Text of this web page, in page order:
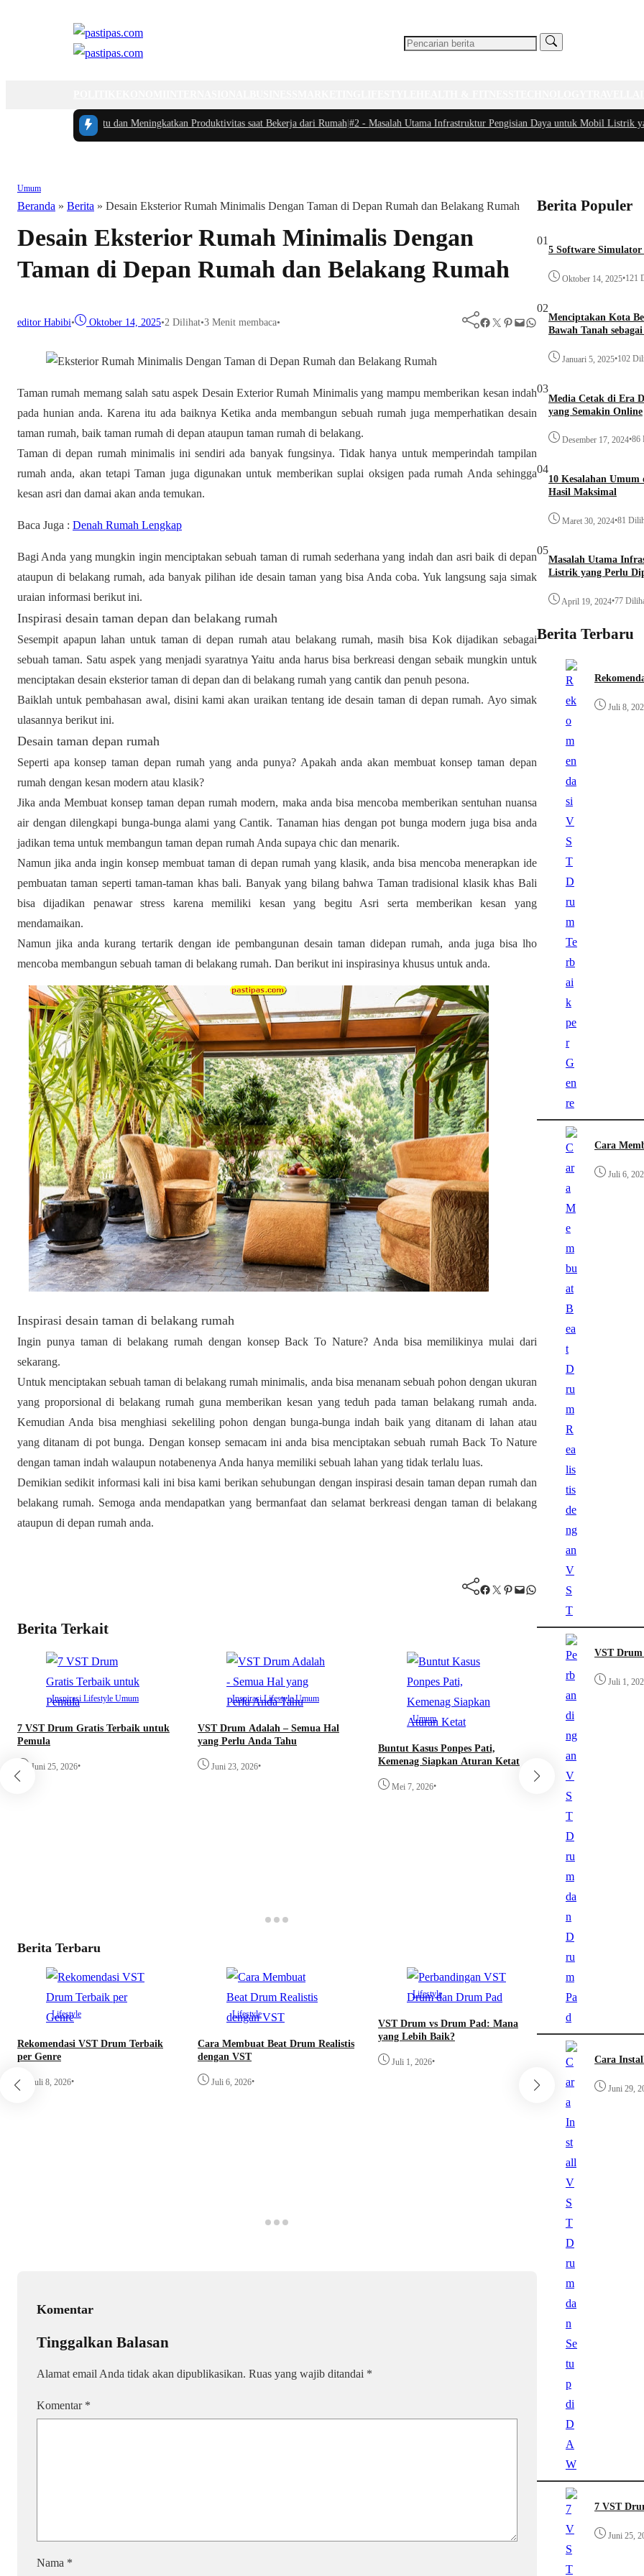
Mengatur Waktu dan Meningkatkan Produktivitas saat Bekerja dari Rumah|#2 - Masalah Utama Infrastruktur Pengisian Daya untuk Mobil Listrik yang
Umum
Beranda » Berita » Desain Eksterior Rumah Minimalis Dengan Taman di Depan Rumah dan Belakang Rumah
Desain Eksterior Rumah Minimalis Dengan
Taman di Depan Rumah dan Belakang Rumah
editor Habibi• Oktober 14, 2025•2 Dilihat•3 Menit membaca• Facebook Twitter Pinterest Mail WhatsApp
Taman rumah memang salah satu aspek Desain Exterior Rumah Minimalis yang mampu memberikan kesan indah
pada hunian anda. Karena itu ada baiknya Ketika anda membangun sebuah rumah juga memperhatikan desain
taman rumah, baik taman rumah di depan ataupun taman rumah di belakang.
Taman di depan rumah minimalis ini sendiri ada banyak fungsinya. Tidak hanya untuk memperindah tampilan
rumah anda, akan tetapi Taman juga digunakan untuk memberikan suplai oksigen pada rumah Anda sehingga
kesan asri dan damai akan anda temukan.
Baca Juga : Denah Rumah Lengkap
Bagi Anda yang mungkin ingin menciptakan sebuah taman di rumah sederhana yang indah dan asri baik di depan
ataupun di belakang rumah, ada banyak pilihan ide desain taman yang bisa Anda coba. Yuk langsung saja simak
uraian informasi berikut ini.
Inspirasi desain taman depan dan belakang rumah
Sesempit apapun lahan untuk taman di depan rumah atau belakang rumah, masih bisa Kok dijadikan sebagai
sebuah taman. Satu aspek yang menjadi syaratnya Yaitu anda harus bisa berkreasi dengan sebaik mungkin untuk
menciptakan desain eksterior taman di depan dan di belakang rumah yang cantik dan penuh pesona.
Baiklah untuk pembahasan awal, disini kami akan uraikan tentang ide desain taman di depan rumah. Ayo simak
ulasannya berikut ini.
Desain taman depan rumah
Seperti apa konsep taman depan rumah yang anda punya? Apakah anda akan membuat konsep taman depan
rumah dengan kesan modern atau klasik?
Jika anda Membuat konsep taman depan rumah modern, maka anda bisa mencoba memberikan sentuhan nuansa
air dengan dilengkapi bunga-bunga alami yang Cantik. Tanaman hias dengan pot bunga modern juga bisa anda
jadikan tema untuk membangun taman depan rumah Anda supaya chic dan menarik.
Namun jika anda ingin konsep membuat taman di depan rumah yang klasik, anda bisa mencoba menerapkan ide
pembuatan taman seperti taman-taman khas bali. Banyak yang bilang bahwa Taman tradisional klasik khas Bali
bisa dijadikan penawar stress karena memiliki kesan yang begitu Asri serta memberikan kesan yang
mendamaikan.
Namun jika anda kurang tertarik dengan ide pembangunan desain taman didepan rumah, anda juga bisa lho
mencoba membangun sebuah taman di belakang rumah. Dan berikut ini inspirasinya khusus untuk anda.
Inspirasi desain taman di belakang rumah
Ingin punya taman di belakang rumah dengan konsep Back To Nature? Anda bisa memilikinya mulai dari
sekarang.
Untuk menciptakan sebuah taman di belakang rumah minimalis, anda bisa menanam sebuah pohon dengan ukuran
yang proporsional di belakang rumah guna memberikan kesan yang teduh pada taman belakang rumah anda.
Kemudian Anda bisa menghiasi sekeliling pohon dengan bunga-bunga indah baik yang ditanam di lahan atau
yang ditanam di pot bunga. Dengan konsep semacam ini anda bisa menciptakan sebuah rumah Back To Nature
dengan taman indah walaupun notabenenya Anda hanya memiliki sebuah lahan yang tidak terlalu luas.
Demikian sedikit informasi kali ini bisa kami berikan sehubungan dengan inspirasi desain taman depan rumah dan
belakang rumah. Semoga anda mendapatkan yang bermanfaat dan selamat berkreasi dengan taman di belakang
ataupun di depan rumah anda.
Facebook Twitter Pinterest Mail WhatsApp
Berita Terkait
Inspirasi Lifestyle Umum
7 VST Drum Gratis Terbaik untuk
Pemula
Juni 25, 2026•
InspirasiLifestyleUmum
VST Drum Adalah – Semua Hal
yang Perlu Anda Tahu
Juni 23, 2026•
Umum
Buntut Kasus Ponpes Pati,
Kemenag Siapkan Aturan Ketat
Mei 7, 2026•
Kasus Pencabulan
Tersangka
Mei 7, 2026
Berita Terbaru
Lifestyle
Rekomendasi VST Drum Terbaik
per Genre
Juli 8, 2026•
Lifestyle
Cara Membuat Beat Drum Realistis
dengan VST
Juli 6, 2026•
Lifestyle
VST Drum vs Drum Pad: Mana
yang Lebih Baik?
Juli 1, 2026•
Cara Install VST
Komentar
Tinggalkan Balasan
Alamat email Anda tidak akan dipublikasikan. Ruas yang wajib ditandai *
Komentar *
Nama *
Berita Populer
01
5 Software
Oktober 14, 2025•121
02
Menciptakan Kota
Bawah Tanah
Januari 5, 2025•102
03
Media Cetak di Era
yang Semakin Online
Desember 17, 2024•86
04
10 Kesalahan
Hasil Maksimal
Maret 30, 2024•81
05
Masalah Utama
Listrik yang Perlu
April 19, 2024•77
Berita Terbaru
Juli 8,
Cara
Juli 6,
VST
Juli 1,
Cara
Juni 29,
7 VST
Juni 25,